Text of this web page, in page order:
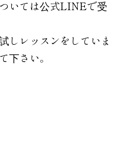
いては公式LINEで受
しレッスンをしていま
下さい。